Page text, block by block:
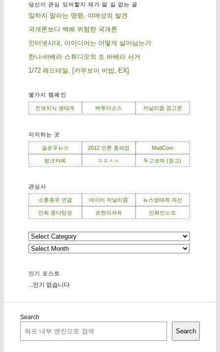
당신이 관심 있어할지 제가 알 길 없는 글
일하지 말라는 명령, 야매성의 발견
국개론보다 백배 위험한 국개론
인터넷시대, 아이디어는 어떻게 살아남는가
한나-바베라 스튜디오의 조 바베라 서거
1/72 레드테일. [카우보이 비밥, EX]
몇가지 캠페인
진보지식 생태계 백투더소스 저널리즘 경고문
지지하는 곳
슬로우뉴스 2012 언론 총파업 MadCom
씽크카페 ㅍㅍㅅㅅ 두고보자 (창고)
관심사
소통층위 연결 데이터 저널리즘 뉴스생태계 개선
만화 종다양성 표현의자유 만화인노조
인기 포스트
...인기 없습니다
Search
Search